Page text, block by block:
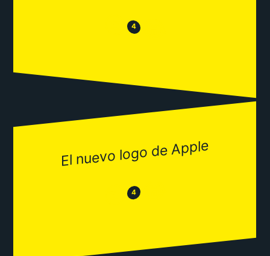
😒 4 😂
El nuevo logo de Apple
😒 4 😂